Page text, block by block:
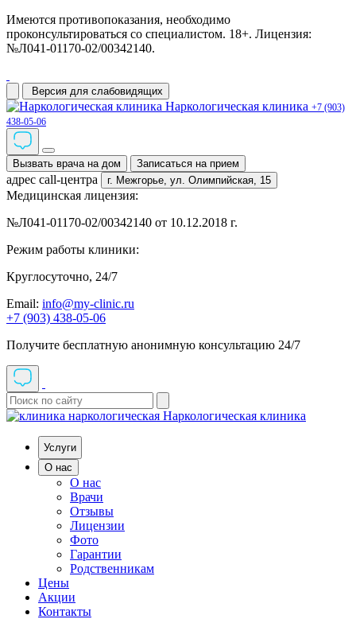
Имеются противопоказания, необходимо
проконсультироваться со специалистом. 18+. Лицензия:
№Л041-01170-02/00342140.
Версия для слабовидящих
Наркологическая клиника +7 (903)
438-05-06
Вызвать врача на дом Записаться на прием
адрес call-центра г. Межгорье, ул. Олимпийская, 15
Медицинская лицензия:
№Л041-01170-02/00342140 от 10.12.2018 г.
Режим работы клиники:
Круглосуточно, 24/7
Email: info@my-clinic.ru
+7 (903) 438-05-06
Получите бесплатную анонимную консультацию 24/7
Наркологическая клиника
Услуги
О нас
О нас
Врачи
Отзывы
Лицензии
Фото
Гарантии
Родственникам
Цены
Акции
Контакты